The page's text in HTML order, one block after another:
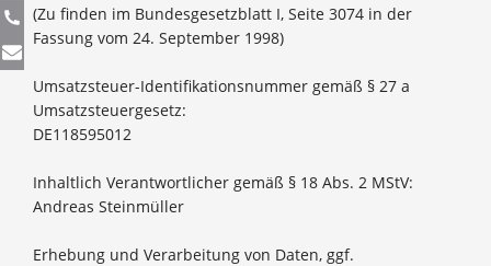
(Zu finden im Bundesgesetzblatt I, Seite 3074 in der
Fassung vom 24. September 1998)
Umsatzsteuer-Identifikationsnummer gemäß § 27 a
Umsatzsteuergesetz:
DE118595012
Inhaltlich Verantwortlicher gemäß § 18 Abs. 2 MStV:
Andreas Steinmüller
Erhebung und Verarbeitung von Daten, ggf.